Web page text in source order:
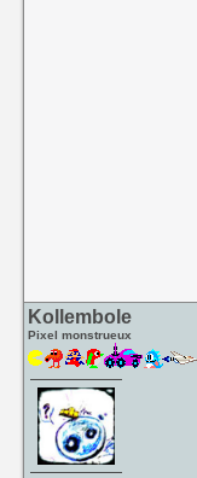
Kollembole
Pixel monstrueux